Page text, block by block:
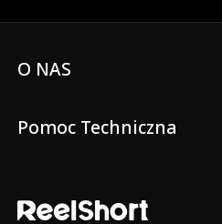
O NAS
Pomoc Techniczna